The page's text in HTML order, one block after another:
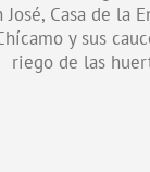
José, Casa de la
y sus
riego de las